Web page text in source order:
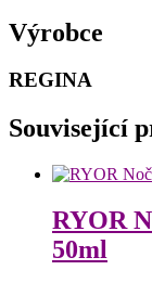
Výrobce
REGINA
Související
RYOR
50ml